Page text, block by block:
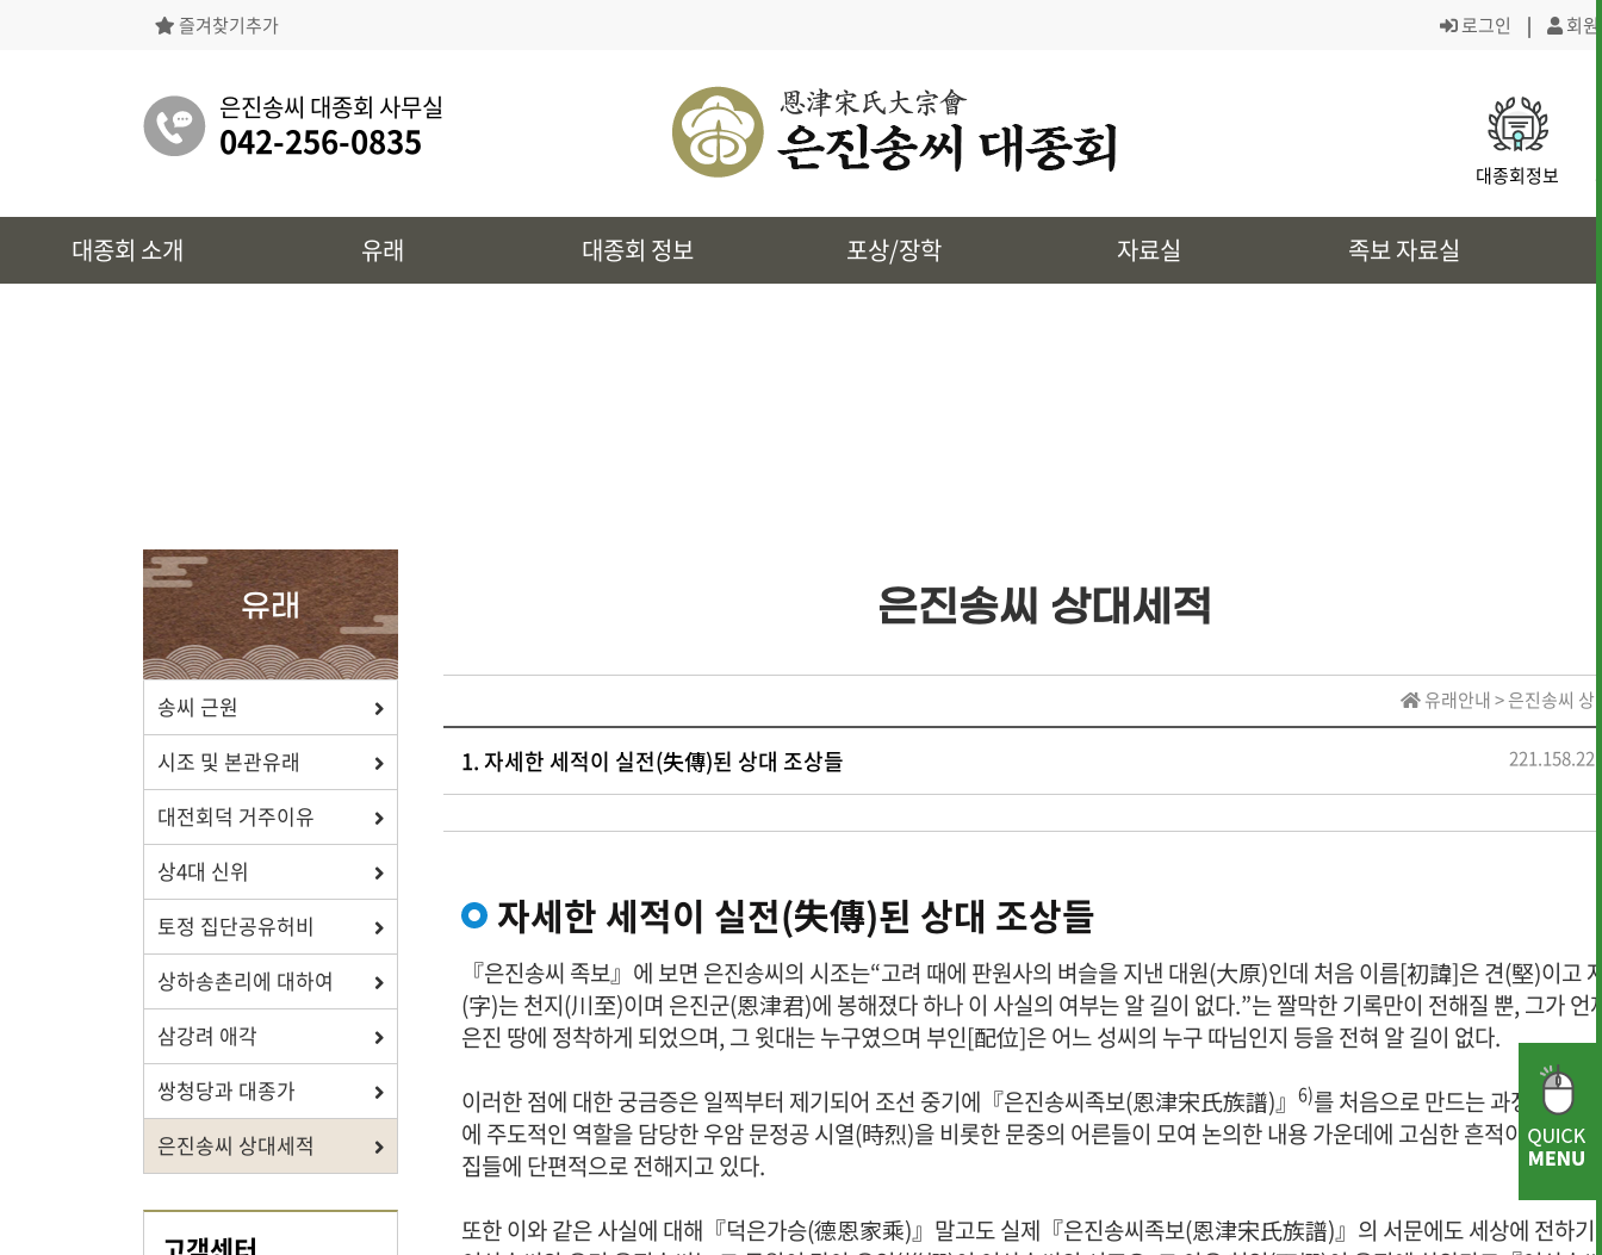
즐겨찾기추가 로그인 | 회
은진송씨 대종회 사무실
042-256-0835
대종회정보
대종회 소개 유래 대종회 정보 포상/장학 자료실 족보 자료실
· 역대회장,의
유래
시조 및 보관유리, 선대묘역을
· 송씨 근원
· 토정 집단공유허비
· 시조 및 본관유래
· 상하송촌리에 대하여
· 대전회덕 거주이유
· 삼강려 애각
· 상4대 신위
· 쌍청당과 대
포상/장학
효행 정신과 숭조돈종의 사상이
투철한 장학생을 지원합니다.
· 쌍청당상
· 장학사업 · 장학금 출연 · 역대 장학생 명단
자료실
보학, 전통상식, 도서관에서
유익한 정보를 확인하세요.
· 은진송씨 종보
· 동영상자료실
· 보학안내
· 도서목록표
족보 자료실
은진송씨의 족보를 확인하실 수 있습니다.
· 족보 자료실
유래
송씨 근원
시조 및 본관유래
대전회덕 거주이유
상4대 신위
토정 집단공유허비
상하송촌리에 대하여
삼강려 애각
쌍청당과 대종가
은진송씨 상대세적
은진송씨 상대세적
유래안내 > 은진송씨 상
1. 자세한 세적이 실전(失傳)된 상대 조상들
자세한 세적이 실전(失傳)된 상대 조상들
『은진송씨 족보』에 보면 은진송씨의 시조는“고려 때에 판원사의 벼슬을 지낸 대원(大原)인데 처음 이름[初諱]은 견(堅)이고
(字)는 천지(川至)이며 은진군(恩津君)에 봉해졌다 하나 이 사실의 여부는 알 길이 없다.”는 짤막한 기록만이 전해질 뿐, 그가 언
은진 땅에 정착하게 되었으며, 그 윗대는 누구였으며 부인[配位]은 어느 성씨의 누구 따님인지 등을 전혀 알 길이 없다.
이러한 점에 대한 궁금증은 일찍부터 제기되어 조선 중기에『은진송씨족보(恩津宋氏族譜)』 6)를 처음으로 만드는 과정에서 이
에 주도적인 역할을 담당한 우암 문정공 시열(時烈)을 비롯한 문중의 어른들이 모여 논의한 내용 가운데에 고심한 흔적이 당시의
집들에 단편적으로 전해지고 있다.
또한 이와 같은 사실에 대해『덕은가승(德恩家乘)』말고도 실제『은진송씨족보(恩津宋氏族譜)』의 서문에도 세상에 전하기